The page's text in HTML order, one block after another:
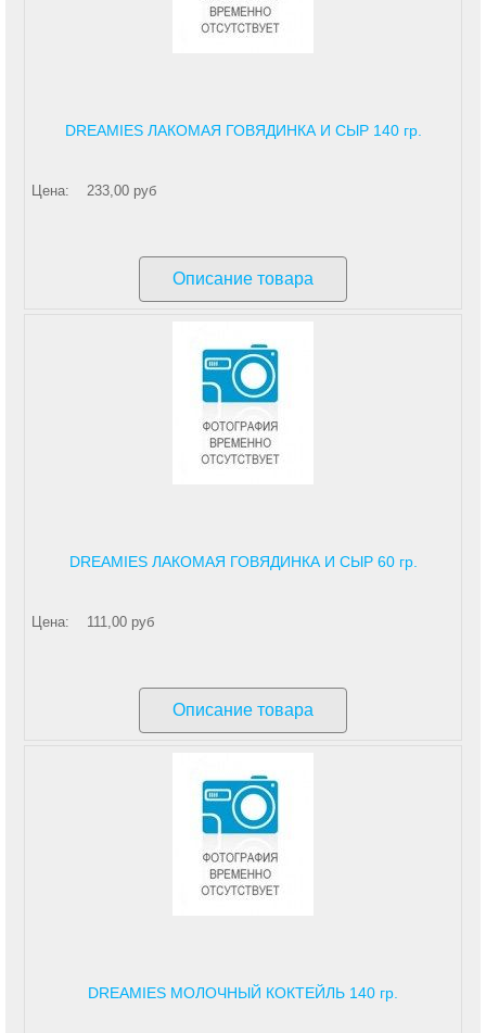
DREAMIES ЛАКОМАЯ ГОВЯДИНКА И СЫР 140 гр.
Цена: 233,00 руб
Описание товара
DREAMIES ЛАКОМАЯ ГОВЯДИНКА И СЫР 60 гр.
Цена: 111,00 руб
Описание товара
DREAMIES МОЛОЧНЫЙ КОКТЕЙЛЬ 140 гр.